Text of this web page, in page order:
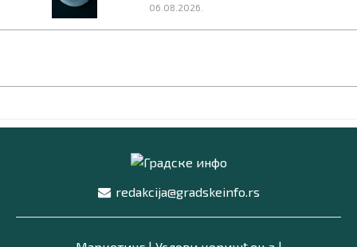
06.08.2026.
redakcija@gradskeinfo.rs